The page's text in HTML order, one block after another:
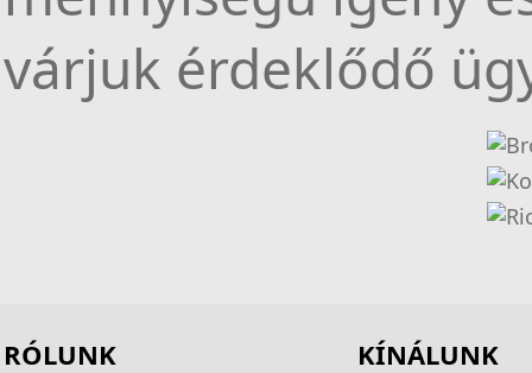
várjuk érdeklődő
RÓLUNK KÍNÁLUNK